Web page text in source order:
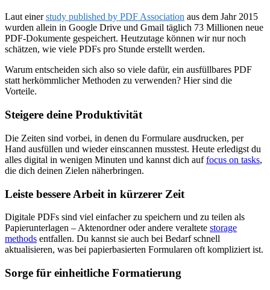
Laut einerstudy published by PDF Association aus dem Jahr 2015
wurden allein in Google Drive und Gmail täglich 73 Millionen neue
PDF-Dokumente gespeichert. Heutzutage können wir nur noch
schätzen, wie viele PDFs pro Stunde erstellt werden.
Warum entscheiden sich also so viele dafür, ein ausfüllbares PDF
statt herkömmlicher Methoden zu verwenden? Hier sind die
Vorteile.
Steigere deine Produktivität
Die Zeiten sind vorbei, in denen du Formulare ausdrucken, per
Hand ausfüllen und wieder einscannen musstest. Heute erledigst du
alles digital in wenigen Minuten und kannst dich auffocus on tasks,
die dich deinen Zielen näherbringen.
Leiste bessere Arbeit in kürzerer Zeit
Digitale PDFs sind viel einfacher zu speichern und zu teilen als
Papierunterlagen – Aktenordner oder andere veraltete storage
methods entfallen. Du kannst sie auch bei Bedarf schnell
aktualisieren, was bei papierbasierten Formularen oft kompliziert ist.
Sorge für einheitliche Formatierung